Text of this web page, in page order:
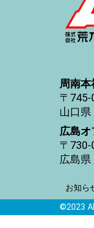
お知ら
周南本
745-
山口県
広島
730-
広島県
©2023